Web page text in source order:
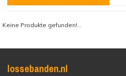
Keine Produkte gefunden!...
lossebanden.nl